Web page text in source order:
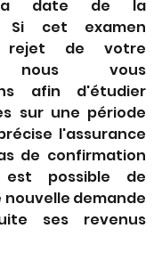
la date de la
Si cet examen
de votre
nous vous
afin d'étudier
sur une période
l'assurance
de confirmation
possible de
demande
ses revenus